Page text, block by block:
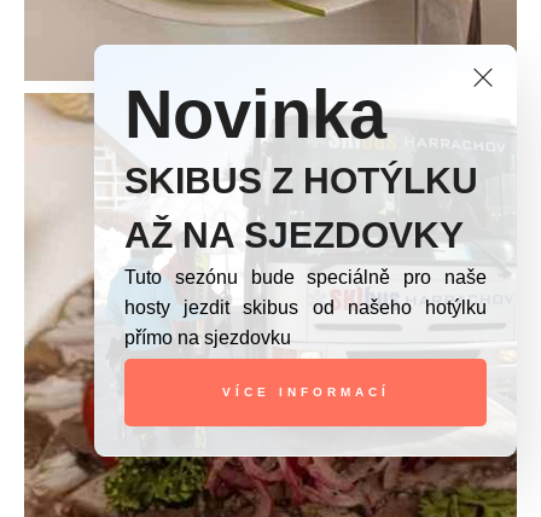
Novinka
SKIBUS Z HOTÝLKU
AŽ NA SJEZDOVKY
Tuto sezónu bude speciálně pro naše
hosty jezdit skibus od našeho hotýlku
přímo na sjezdovku
VÍCE INFORMACÍ